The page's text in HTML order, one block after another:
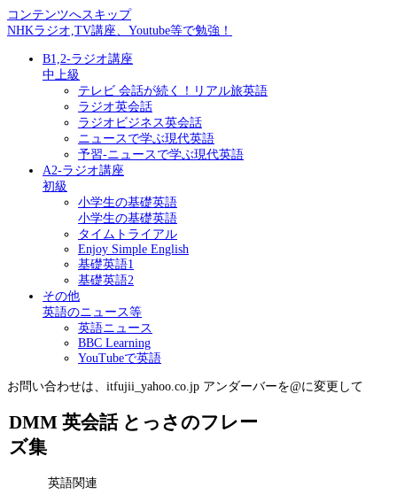
コンテンツへスキップ
NHKラジオ,TV講座、Youtube等で勉強！
B1,2-ラジオ講座
中上級
テレビ 会話が続く！リアル旅英語
ラジオ英会話
ラジオビジネス英会話
ニュースで学ぶ現代英語
予習-ニュースで学ぶ現代英語
A2-ラジオ講座
初級
小学生の基礎英語
小学生の基礎英語
タイムトライアル
Enjoy Simple English
基礎英語1
基礎英語2
その他
英語のニュース等
英語ニュース
BBC Learning
YouTubeで英語
お問い合わせは、itfujii_yahoo.co.jp アンダーバーを@に変更して
DMM 英会話 とっさのフレー
ズ集
英語関連